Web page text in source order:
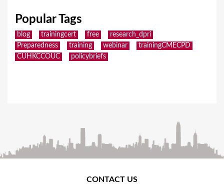
Popular Tags
blog trainingcert free
research_dpri
Preparedness
training webinar
trainingCMECPD
CUHKCCOUC
policybriefs
CONTACT US